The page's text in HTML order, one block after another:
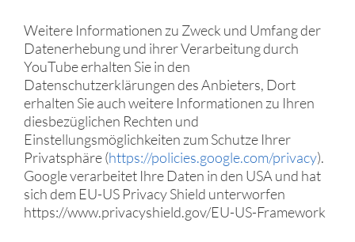
Weitere Informationen zu Zweck und Umfang der
Datenerhebung und ihrer Verarbeitung durch
YouTube erhalten Sie in den
Datenschutzerklärungen des Anbieters, Dort
erhalten Sie auch weitere Informationen zu Ihren
diesbezüglichen Rechten und
Einstellungsmöglichkeiten zum Schutze Ihrer
Privatsphäre (https://policies.google.com/privacy).
Google verarbeitet Ihre Daten in den USA und hat
sich dem EU-US Privacy Shield unterworfen
https://www.privacyshield.gov/EU-US-Framework